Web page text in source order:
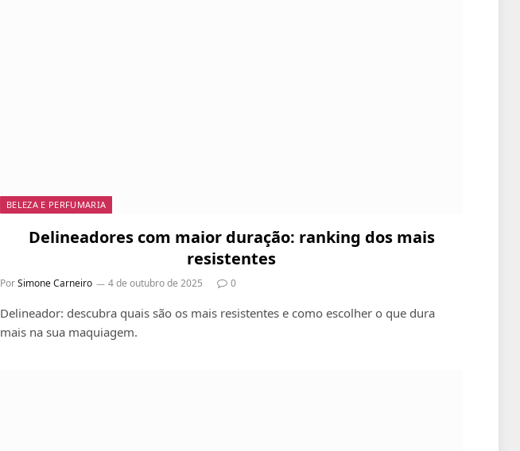
BELEZA E PERFUMARIA
Delineadores com maior duração: ranking dos mais
resistentes
PorSimone Carneiro 4 de outubro de 2025 0
Delineador: descubra quais são os mais resistentes e como escolher o que dura
mais na sua maquiagem.